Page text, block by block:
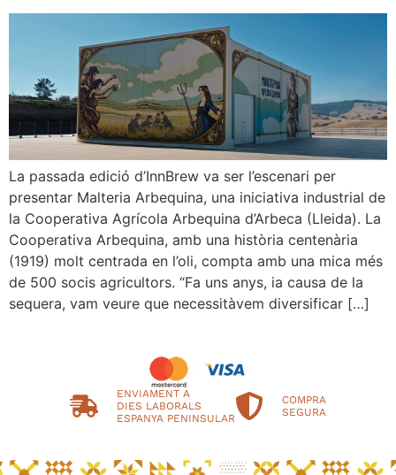
La passada edició d’InnBrew va ser l’escenari per
presentar Malteria Arbequina, una iniciativa industrial de
la Cooperativa Agrícola Arbequina d’Arbeca (Lleida). La
Cooperativa Arbequina, amb una història centenària
(1919) molt centrada en l’oli, compta amb una mica més
de 500 socis agricultors. “Fa uns anys, ia causa de la
sequera, vam veure que necessitàvem diversificar […]
ENVIAMENT A
DIES LABORALS
ESPANYA PENINSULAR
COMPRA
SEGURA